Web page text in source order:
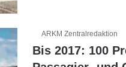
ARKM Zentralredaktion
Bis 2017: 100